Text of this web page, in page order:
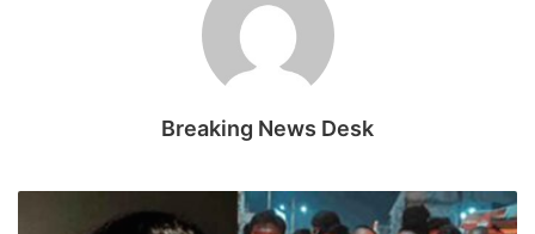
Breaking News Desk